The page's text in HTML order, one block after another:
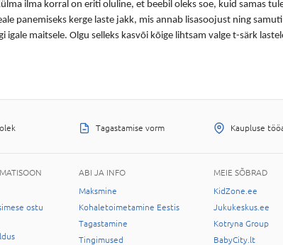
ilma korral on eriti oluline, et beebil oleks soe, kuid samas
panemiseks kerge laste jakk, mis annab lisasoojust ning
igale maitsele. Olgu selleks kasvõi kõige lihtsam valge t-särk
Tagastamise vorm Kaupluse
ostu
ABI JA INFO
Maksmine
Kohaletoimetamine Eestis
Tagastamine
Tingimused
MEIE SÕBRAD
KidZone.ee
Jukukeskus.ee
Kotryna Group
BabyCity.lt